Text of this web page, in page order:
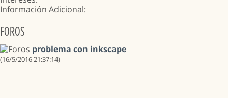
Información Adicional:
FOROS
problema con inkscape
(16/5/2016 21:37:14)